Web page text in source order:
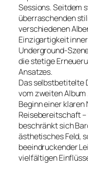
Sessions. Seitdem
überraschenden
verschiedenen
Einzigartigkeit
Underground-
die stetige
Ansatzes.
Das selbstbetitelte
vom zweiten Album
Beginn einer
Reisebereitschaft –
beschränkt sich
ästhetisches Feld,
beeindruckender
vielfältigen